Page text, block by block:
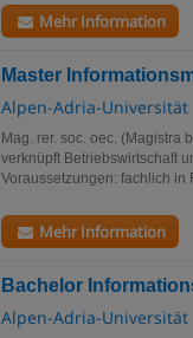
Mehr Information
Master
Alpen-Adria-Universität
Mag. rer. soc. oec. (Magistra
verknüpft Betriebswirtschaft
Voraussetzungen: fachlich in
Mehr Information
Bachelor
Alpen-Adria-Universität